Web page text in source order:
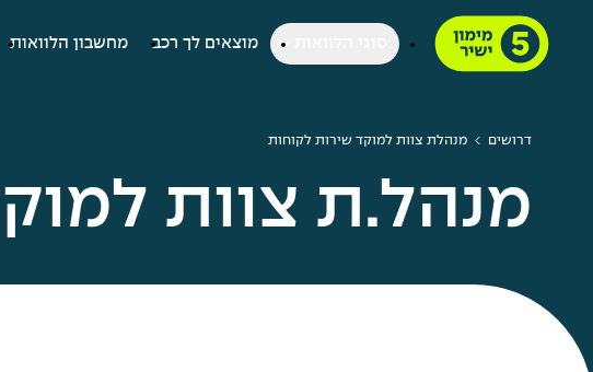
מוצאים לך רכב מחשבון הלוואות
דרושים מנהלת צוות למוקד שירות לקוחות
מנהל.ת צוות